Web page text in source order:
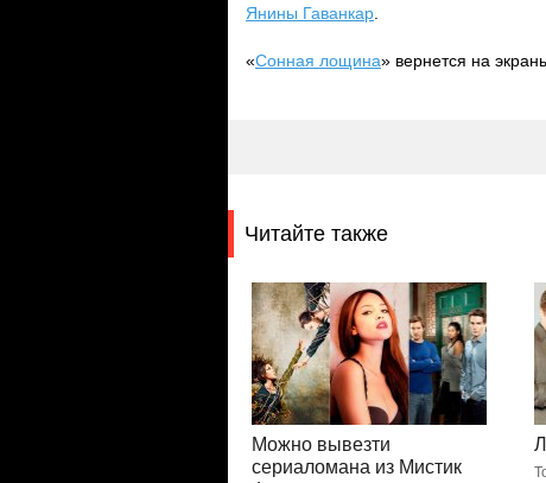
Янины Гаванкар
«Сонная лощина» вернется на
Читайте также
Можно вывезти
сериаломана из Мистик